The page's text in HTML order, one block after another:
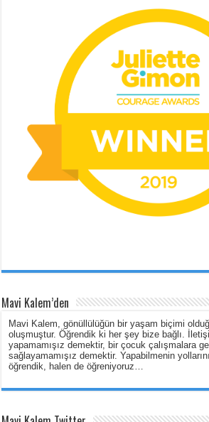
Mavi Kalem’den
Mavi Kalem, gönüllülüğün bir yaşam biçimi
oluşmuştur. Öğrendik ki her şey bize bağlı.
yapamamışız demektir, bir çocuk çalışmalara
sağlayamamışız demektir. Yapabilmenin
öğrendik, halen de öğreniyoruz…